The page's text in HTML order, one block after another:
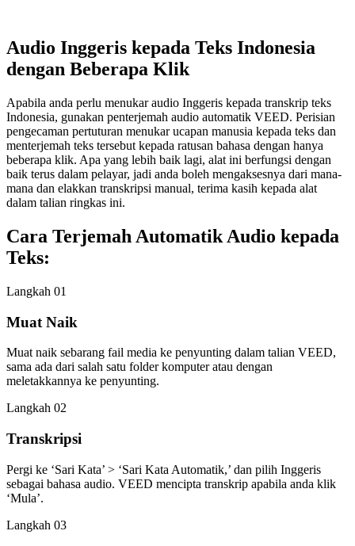
Audio Inggeris kepada Teks Indonesia
dengan Beberapa Klik
Apabila anda perlu menukar audio Inggeris kepada transkrip teks
Indonesia, gunakan penterjemah audio automatik VEED. Perisian
pengecaman pertuturan menukar ucapan manusia kepada teks dan
menterjemah teks tersebut kepada ratusan bahasa dengan hanya
beberapa klik. Apa yang lebih baik lagi, alat ini berfungsi dengan
baik terus dalam pelayar, jadi anda boleh mengaksesnya dari mana-
mana dan elakkan transkripsi manual, terima kasih kepada alat
dalam talian ringkas ini.
Cara Terjemah Automatik Audio kepada
Teks:
Langkah 01
Muat Naik
Muat naik sebarang fail media ke penyunting dalam talian VEED,
sama ada dari salah satu folder komputer atau dengan
meletakkannya ke penyunting.
Langkah 02
Transkripsi
Pergi ke ‘Sari Kata’ > ‘Sari Kata Automatik,’ dan pilih Inggeris
sebagai bahasa audio. VEED mencipta transkrip apabila anda klik
‘Mula’.
Langkah 03